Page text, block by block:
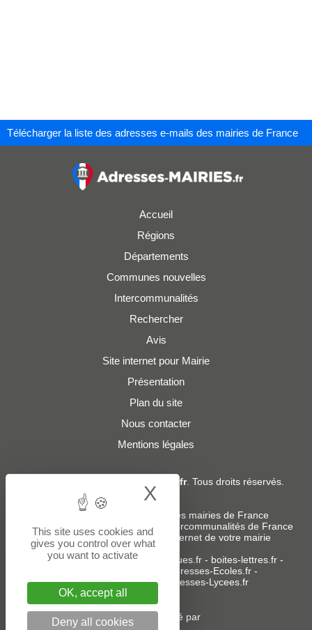
Télécharger la liste des adresses e-mails des mairies de France
Accueil
Régions
Départements
Communes nouvelles
Intercommunalités
Rechercher
Avis
Site internet pour Mairie
Présentation
Plan du site
Nous contacter
Mentions légales
Adresses-Mairies.fr. Tous droits réservés.
Services :
Liste des adresses e-mails des mairies de France
Liste des adresses e-mails des intercommunalités de France
-Création ou refonte du site internet de votre mairie
Sites partenaires:donneespubliques.fr- boites-lettres.fr-
Adresses-Ecoles.fr -
Adresses-Colleges.fr- Adresses-Lycees.fr
Un service édité par
This site uses cookies and
gives you control over what
you want to activate
OK, accept all
Deny all cookies
X